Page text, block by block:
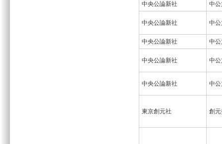
中央公論新社 中
中央公論新社 中
中央公論新社 中
中央公論新社 中
中央公論新社 中
東京創元社 創